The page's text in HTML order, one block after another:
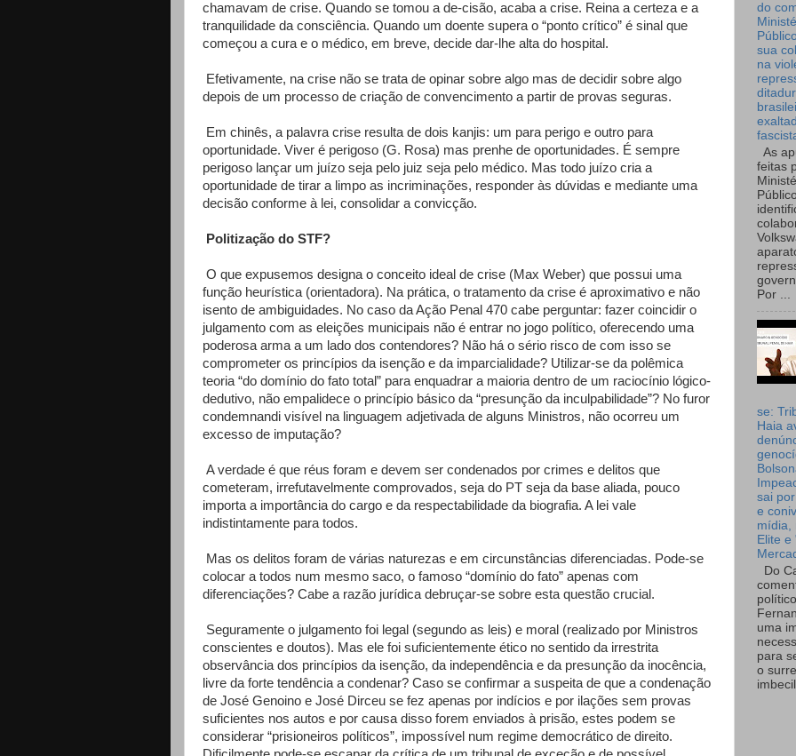
chamavam de crise. Quando se tomou a de-cisão, acaba a crise. Reina a certeza e a
tranquilidade da consciência. Quando um doente supera o “ponto crítico” é sinal que
começou a cura e o médico, em breve, decide dar-lhe alta do hospital.
Efetivamente, na crise não se trata de opinar sobre algo mas de decidir sobre algo
depois de um processo de criação de convencimento a partir de provas seguras.
Em chinês, a palavra crise resulta de dois kanjis: um para perigo e outro para
oportunidade. Viver é perigoso (G. Rosa) mas prenhe de oportunidades. É sempre
perigoso lançar um juízo seja pelo juiz seja pelo médico. Mas todo juízo cria a
oportunidade de tirar a limpo as incriminações, responder às dúvidas e mediante uma
decisão conforme à lei, consolidar a convicção.
Politização do STF?
O que expusemos designa o conceito ideal de crise (Max Weber) que possui uma
função heurística (orientadora). Na prática, o tratamento da crise é aproximativo e não
isento de ambiguidades. No caso da Ação Penal 470 cabe perguntar: fazer coincidir o
julgamento com as eleições municipais não é entrar no jogo político, oferecendo uma
poderosa arma a um lado dos contendores? Não há o sério risco de com isso se
comprometer os princípios da isenção e da imparcialidade? Utilizar-se da polêmica
teoria “do domínio do fato total” para enquadrar a maioria dentro de um raciocínio lógico-
dedutivo, não empalidece o princípio básico da “presunção da inculpabilidade”? No furor
condemnandi visível na linguagem adjetivada de alguns Ministros, não ocorreu um
excesso de imputação?
A verdade é que réus foram e devem ser condenados por crimes e delitos que
cometeram, irrefutavelmente comprovados, seja do PT seja da base aliada, pouco
importa a importância do cargo e da respectabilidade da biografia. A lei vale
indistintamente para todos.
Mas os delitos foram de várias naturezas e em circunstâncias diferenciadas. Pode-se
colocar a todos num mesmo saco, o famoso “domínio do fato” apenas com
diferenciações? Cabe a razão jurídica debruçar-se sobre esta questão crucial.
Seguramente o julgamento foi legal (segundo as leis) e moral (realizado por Ministros
conscientes e doutos). Mas ele foi suficientemente ético no sentido da irrestrita
observância dos princípios da isenção, da independência e da presunção da inocência,
livre da forte tendência a condenar? Caso se confirmar a suspeita de que a condenação
de José Genoino e José Dirceu se fez apenas por indícios e por ilações sem provas
suficientes nos autos e por causa disso forem enviados à prisão, estes podem se
considerar “prisioneiros políticos”, impossível num regime democrático de direito.
do
sua
na
As
feitas
Por ...
se:
Haia
sai
e
mídia,
Elite e
Do
uma
para
o